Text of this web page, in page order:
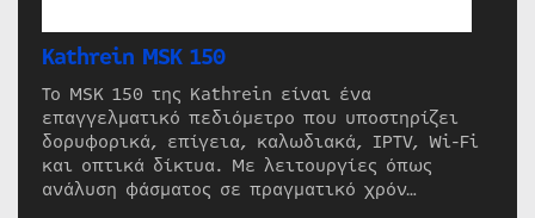
Kathrein MSK 150
Το MSK 150 της Kathrein είναι ένα
επαγγελματικό πεδιόμετρο που υποστηρίζει
δορυφορικά, επίγεια, καλωδιακά, IPTV, Wi-Fi
και οπτικά δίκτυα. Με λειτουργίες όπως
ανάλυση φάσματος σε πραγματικό χρόν…